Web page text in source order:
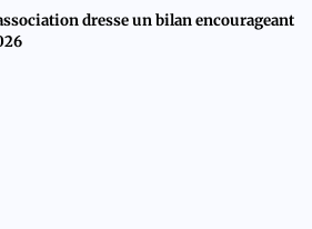
dresse un bilan encourageant